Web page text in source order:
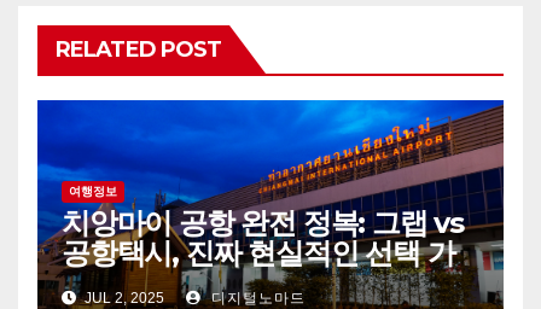
RELATED POST
여행정보
치앙마이 공항 완전 정복: 그랩 vs
공항택시, 진짜 현실적인 선택 가
이드
JUL 2, 2025 디지털노마드